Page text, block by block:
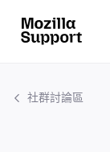
社群討論區